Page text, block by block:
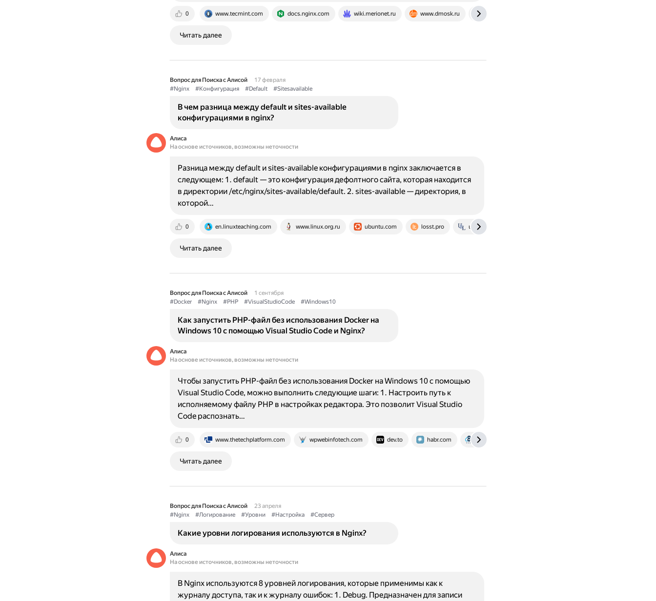
0 www.tecmint.com docs.nginx.com wiki.merionet.ru www.dmosk.ru
Читать далее
Вопрос для Поиска с Алисой
17 февраля
#Nginx
#Конфигурация #Default #Sitesavailable
В чем разница между default и sites-available
конфигурациями в nginx?
Алиса
На основе источников, возможны неточности
0 en.linuxteaching.com www.linux.org.ru ubuntu.com losst.pro unix.stackexchange.com
Разница между default и sites-available конфигурациями в nginx заключается в
следующем: 1. default — это конфигурация дефолтного сайта, которая находится
в директории /etc/nginx/sites-available/default. 2. sites-available — директория, в
которой…
Читать далее
Вопрос для Поиска с Алисой
1 сентября
#Docker
#Nginx #PHP #VisualStudioCode #Windows10
Как запустить PHP-файл без использования Docker на
Windows 10 с помощью Visual Studio Code и Nginx?
Алиса
На основе источников, возможны неточности
0 www.thetechplatform.com wpwebinfotech.com dev.to habr.com www.8host.com
Чтобы запустить PHP-файл без использования Docker на Windows 10 с помощью
Visual Studio Code, можно выполнить следующие шаги: 1. Настроить путь к
исполняемому файлу PHP в настройках редактора. Это позволит Visual Studio
Code распознать…
Читать далее
Вопрос для Поиска с Алисой
23 апреля
#Nginx
#Логирование #Уровни #Настройка #Сервер
Какие уровни логирования используются в Nginx?
Алиса
На основе источников, возможны неточности
В Nginx используются 8 уровней логирования, которые применимы как к
журналу доступа, так и к журналу ошибок: 1. Debug. Предназначен для записи